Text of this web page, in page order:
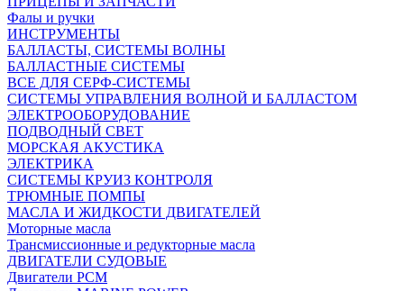
Фалы и ручки
ИНСТРУМЕНТЫ
БАЛЛАСТЫ, СИСТЕМЫ ВОЛНЫ
БАЛЛАСТНЫЕ СИСТЕМЫ
ВСЕ ДЛЯ СЕРФ-СИСТЕМЫ
СИСТЕМЫ УПРАВЛЕНИЯ ВОЛНОЙ И БАЛЛАСТОМ
ЭЛЕКТРООБОРУДОВАНИЕ
ПОДВОДНЫЙ СВЕТ
МОРСКАЯ АКУСТИКА
ЭЛЕКТРИКА
СИСТЕМЫ КРУИЗ КОНТРОЛЯ
ТРЮМНЫЕ ПОМПЫ
МАСЛА И ЖИДКОСТИ ДВИГАТЕЛЕЙ
Моторные масла
Трансмиссионные и редукторные масла
ДВИГАТЕЛИ СУДОВЫЕ
Двигатели PCM